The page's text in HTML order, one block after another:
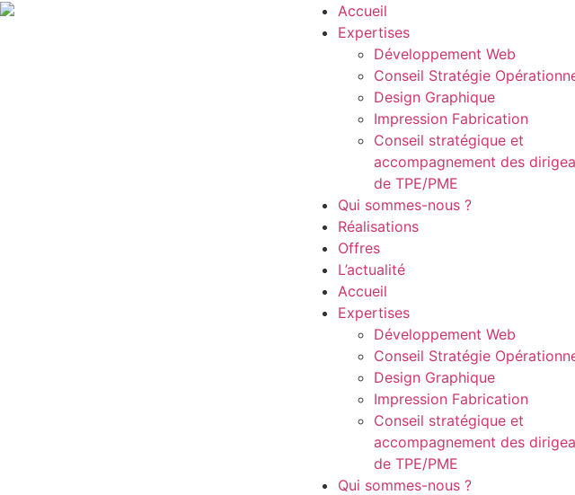
Accueil
Expertises
Développement Web
Conseil Stratégie
Design Graphique
Impression Fabrication
Conseil stratégique et
accompagnement des
de TPE/PME
Qui sommes-nous ?
Réalisations
Offres
L’actualité
Accueil
Expertises
Développement Web
Conseil Stratégie
Design Graphique
Impression Fabrication
Conseil stratégique et
accompagnement des
de TPE/PME
Qui sommes-nous ?